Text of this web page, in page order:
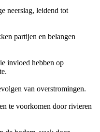
neerslag, leidend tot
partijen en belangen
invloed hebben op
van overstromingen.
te voorkomen door rivieren